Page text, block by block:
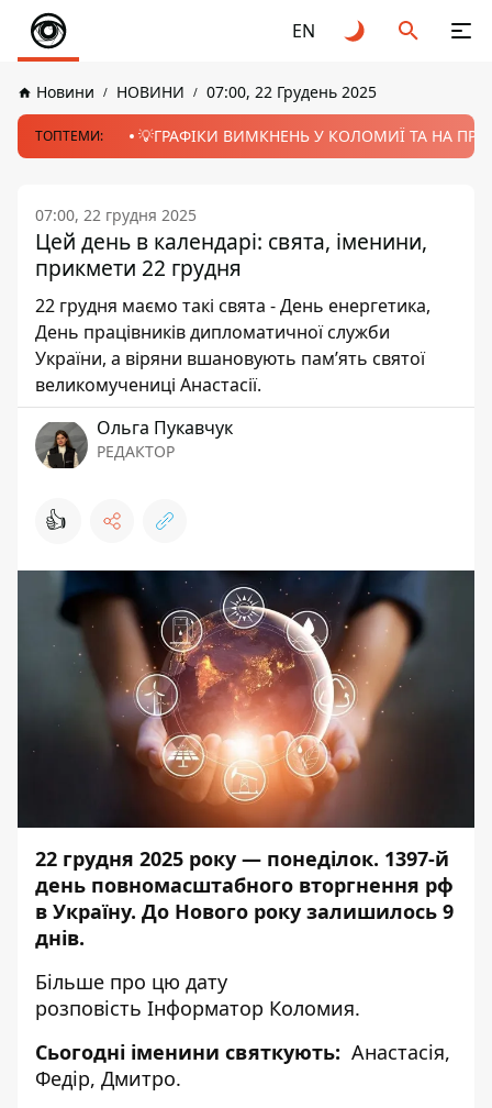
EN
Новини НОВИНИ 07:00, 22 Грудень 2025
ТОПТЕМИ: 💡ГРАФІКИ ВИМКНЕНЬ У КОЛОМИЇ ТА НА
07:00, 22 грудня 2025
Цей день в календарі: свята, іменини,
прикмети 22 грудня
22 грудня маємо такі свята - День енергетика,
День працівників дипломатичної служби
України, а віряни вшановують пам’ять святої
великомучениці Анастасії.
Ольга Пукавчук
РЕДАКТОР
👍
22 грудня 2025 року — понеділок. 1397-й
день повномасштабного вторгнення рф
в Україну. До Нового року залишилось 9
днів.
Більше про цю дату
розповість Інформатор Коломия.
Сьогодні іменини святкують: Анастасія,
Федір, Дмитро.